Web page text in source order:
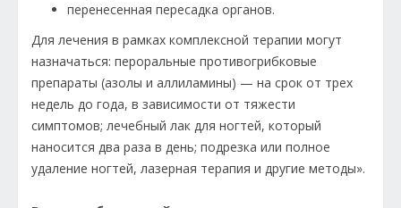
перенесенная пересадка органов.
Для лечения в рамках комплексной терапии могут
назначаться: пероральные противогрибковые
препараты (азолы и аллиламины) — на срок от трех
недель до года, в зависимости от тяжести
симптомов; лечебный лак для ногтей, который
наносится два раза в день; подрезка или полное
удаление ногтей, лазерная терапия и другие методы».